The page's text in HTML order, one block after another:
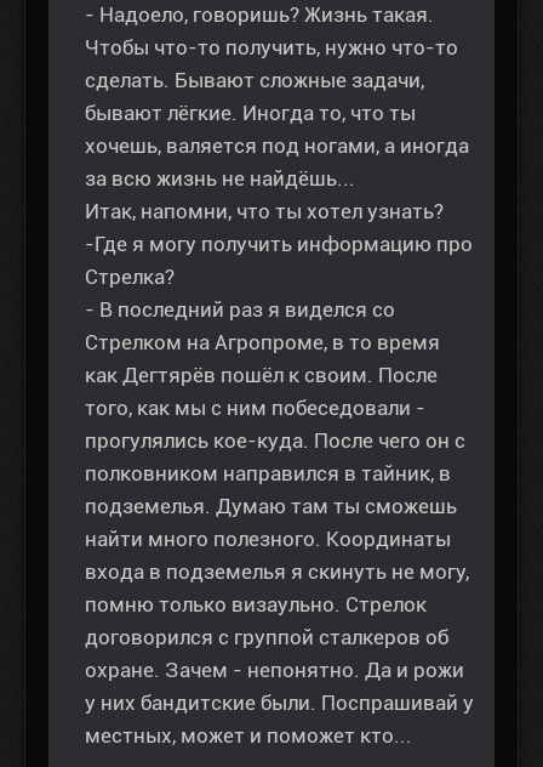
- Надоело, говоришь? Жизнь такая.
Чтобы что-то получить, нужно что-то
сделать. Бывают сложные задачи,
бывают лёгкие. Иногда то, что ты
хочешь, валяется под ногами, а иногда
за всю жизнь не найдёшь...
Итак, напомни, что ты хотел узнать?
-Где я могу получить информацию про
Стрелка?
- В последний раз я виделся со
Стрелком на Агропроме, в то время
как Дегтярёв пошёл к своим. После
того, как мы с ним побеседовали -
прогулялись кое-куда. После чего он с
полковником направился в тайник, в
подземелья. Думаю там ты сможешь
найти много полезного. Координаты
входа в подземелья я скинуть не могу,
помню только визаульно. Стрелок
договорился с группой сталкеров об
охране. Зачем - непонятно. Да и рожи
у них бандитские были. Поспрашивай у
местных, может и поможет кто...